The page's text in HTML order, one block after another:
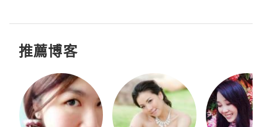
推薦博客